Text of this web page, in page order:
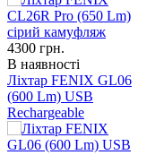
4300 грн.
В наявності
Ліхтар FENIX GL06
(600 Lm) USB
Rechargeable